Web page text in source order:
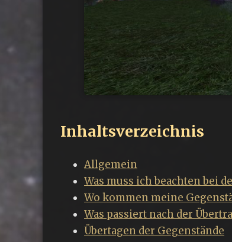
Inhaltsverzeichnis
Allgemein
Was muss ich beachten bei
Wo kommen meine
Was passiert nach der
Übertagen der Gegenstände